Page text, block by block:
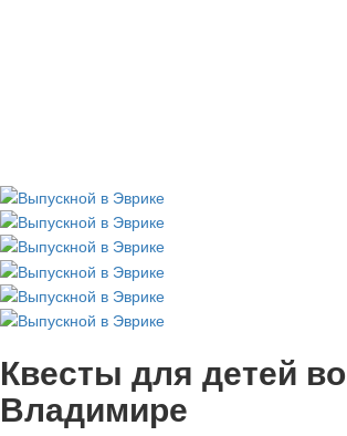
Квесты для детей во
Владимире